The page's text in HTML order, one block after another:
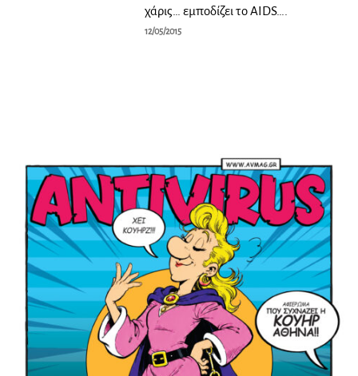
χάρις… εμποδίζει το AIDS….
12/05/2015